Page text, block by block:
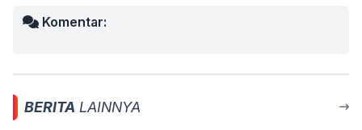
Komentar:
BERITA LAINNYA